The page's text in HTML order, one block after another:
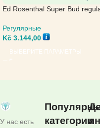
Ed Rosenthal Super Bud
Регулярные
Kč 3.144,00
У нас есть
категории